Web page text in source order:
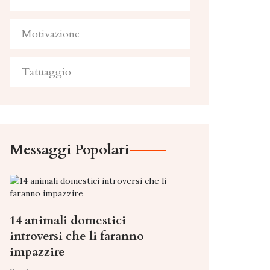
Motivazione
Tatuaggio
Messaggi Popolari
14 animali domestici
introversi che li faranno
impazzire